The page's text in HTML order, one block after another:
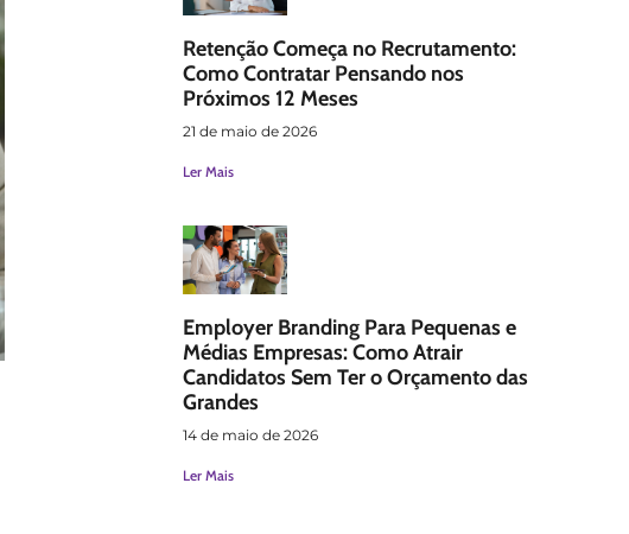
Retenção Começa no Recrutamento:
Como Contratar Pensando nos
Próximos 12 Meses
21 de maio de 2026
Ler Mais
Employer Branding Para Pequenas e
Médias Empresas: Como Atrair
Candidatos Sem Ter o Orçamento das
Grandes
14 de maio de 2026
Ler Mais